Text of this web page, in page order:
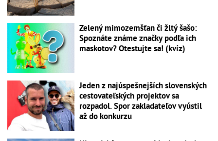
Zelený mimozemšťan či žltý šašo:
Spoznáte známe značky podľa ich
maskotov? Otestujte sa! (kvíz)
Jeden z najúspešnejších slovenských
cestovateľských projektov sa
rozpadol. Spor zakladateľov vyústil
až do konkurzu